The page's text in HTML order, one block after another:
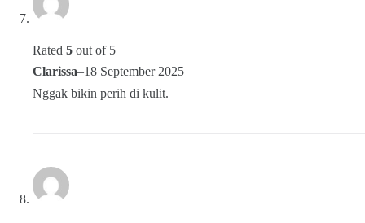
Rated 5 out of 5
Clarissa–18 September 2025
Nggak bikin perih di kulit.